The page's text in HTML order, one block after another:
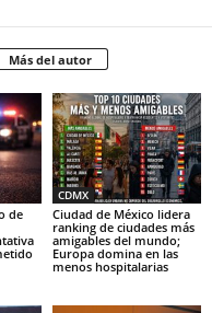
Más del autor
de
CDMX
Ciudad de México lidera
ranking de ciudades más
amigables del mundo;
Europa domina en las
menos hospitalarias